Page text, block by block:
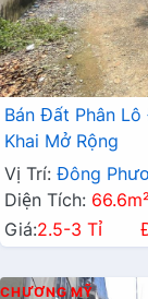
Bán Đất Phân
Khai Mở Rộng
Vị Trí: Đông
Diện Tích: 66.6m²
Giá:2.5-3 Tỉ
CHƯƠNG MỸ